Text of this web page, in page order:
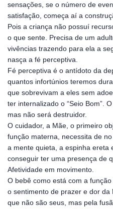
sensações, se o número de
satisfação, começa aí a
Pois a criança não possuí
o que sente. Precisa de um
vivências trazendo para ela a
nasça a fé perceptiva.
Fé perceptiva é o antídoto da
quantos infortúnios teremos
que sobrevivam a eles sem
ter internalizado o “Seio Bom”.
mas não será destruidor.
O cuidador, a Mãe, o primeiro
função materna, necessita de
a mente quieta, a espinha ereta
conseguir ter uma presença de
Afetividade em movimento.
O bebê como está com a
o sentimento de prazer e dor
que não são seus, mas pela